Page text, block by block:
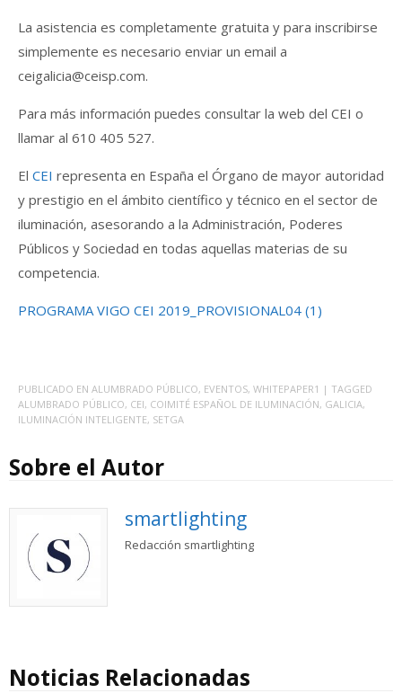
La asistencia es completamente gratuita y para inscribirse
simplemente es necesario enviar un email a
ceigalicia@ceisp.com.
Para más información puedes consultar la web del CEI o
llamar al 610 405 527.
El CEI representa en España el Órgano de mayor autoridad
y prestigio en el ámbito científico y técnico en el sector de
iluminación, asesorando a la Administración, Poderes
Públicos y Sociedad en todas aquellas materias de su
competencia.
PROGRAMA VIGO CEI 2019_PROVISIONAL04 (1)
PUBLICADO EN ALUMBRADO PÚBLICO, EVENTOS, WHITEPAPER1 | TAGGED
ALUMBRADO PÚBLICO, CEI, COIMITÉ ESPAÑOL DE ILUMINACIÓN, GALICIA,
ILUMINACIÓN INTELIGENTE, SETGA
Sobre el Autor
smartlighting
Redacción smartlighting
Noticias Relacionadas